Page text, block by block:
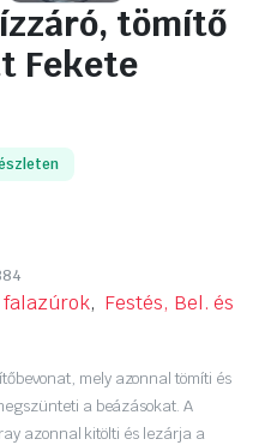
tömítő
Fekete
falazúrok, Festés, Bel. és
mely azonnal tömíti és
a beázásokat. A
azonnal kitölti és lezárja a